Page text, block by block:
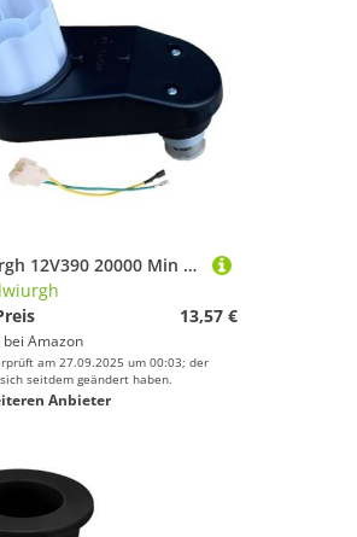
Ujjdwiurgh 12V390 20000 Min Getriebe mit Gleichstrommotor, RS390 12V Motor mit Getriebe Ersatzteile f¨¹r Elektrisches Kinderauto
13,57 €
Amazon
am 27.09.2025 um 00:03; der
seitdem geändert haben.
Anbieter